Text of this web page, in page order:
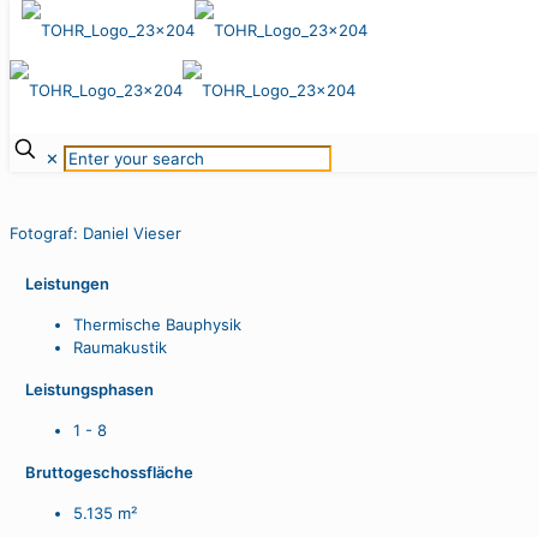
✕
Casino KIT – Karlsruher
Institut für Technologie
Eggenstein-Leopoldshafen, 2011–2014
Fotograf: Daniel Vieser
Leistungen
Thermische Bauphysik
Raumakustik
Leistungsphasen
1 - 8
Bruttogeschossfläche
5.135 m²